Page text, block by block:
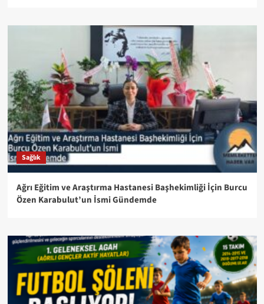
Sağlık
Ağrı Eğitim ve Araştırma Hastanesi Başhekimliği İçin Burcu
Özen Karabulut’un İsmi Gündemde